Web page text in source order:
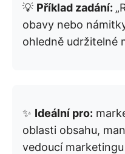
💡 Příklad zadání:
obavy nebo
ohledně udržitelné
✨ Ideální pro:
oblasti obsahu,
vedoucí marketingu